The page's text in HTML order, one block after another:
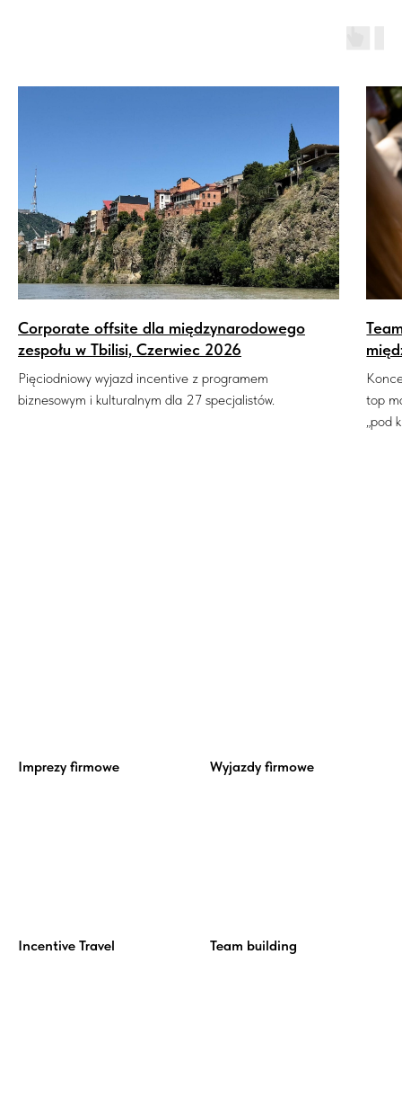
Corporate offsite dla międzynarodowego
zespołu w Tbilisi, Czerwiec 2026
Pięciodniowy wyjazd incentive z programem
biznesowym i kulturalnym dla 27 specjalistów.
top
„pod
Imprezy firmowe Wyjazdy firmowe
Incentive Travel Team building